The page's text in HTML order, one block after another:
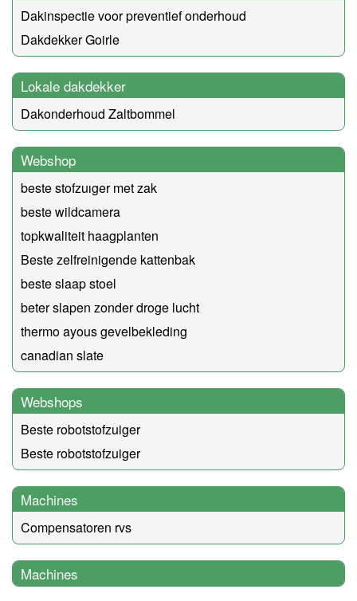
Dakinspectie voor preventief onderhoud
Dakdekker Goirle
Lokale dakdekker
Dakonderhoud Zaltbommel
Webshop
beste stofzuıger met zak
beste wildcamera
topkwaliteit haagplanten
Beste zelfreinigende kattenbak
beste slaap stoel
beter slapen zonder droge lucht
thermo ayous gevelbekleding
canadian slate
Webshops
Beste robotstofzuiger
Beste robotstofzuiger
Machines
Compensatoren rvs
Machines